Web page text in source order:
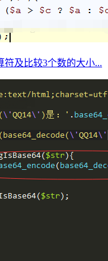
符及比较3个数的大小...